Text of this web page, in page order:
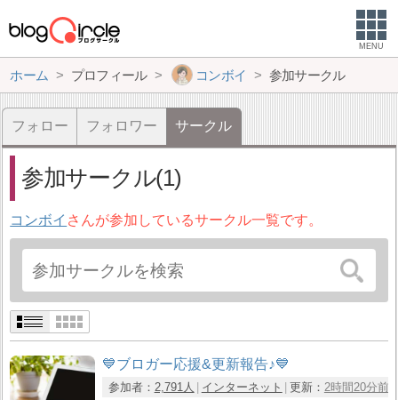
MENU
ホーム プロフィール コンボイ 参加サークル
フォロー フォロワー サークル
参加サークル(1)
コンボイ さんが参加しているサークル一覧です。
💙ブロガー応援&更新報告♪💙
参加者： 2,791人 インターネット 更新： 2時間20分前